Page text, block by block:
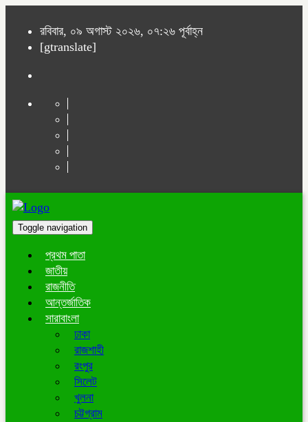
রবিবার, ০৯ অগাস্ট ২০২৬, ০৭:২৬ পূর্বাহ্ন
[gtranslate]
Toggle navigation
প্রথম পাতা
জাতীয়
রাজনীতি
আন্তর্জাতিক
সারাবাংলা
ঢাকা
রাজশাহী
রংপুর
সিলেট
খুলনা
চট্টগ্রাম